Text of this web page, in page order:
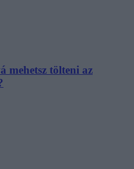
mehetsz tölteni az